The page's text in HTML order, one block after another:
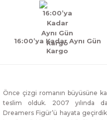
16:00’ya Kadar Aynı Gün
Kargo
Önce çizgi romanın büyüsüne
teslim olduk. 2007 yılında
Dreamers Figür’ü hayata